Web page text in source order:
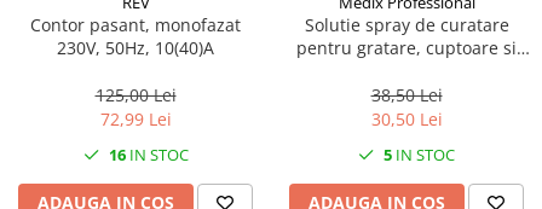
Contor pasant, monofazat
230V, 50Hz, 10(40)A
125,00 Lei
72,99 Lei
16IN STOC
ADAUGA IN COS
Solutie spray de curatare
pentru gratare, cuptoare si
Professional
38,50 Lei
30,50 Lei
5 IN STOC
ADAUGA IN COS